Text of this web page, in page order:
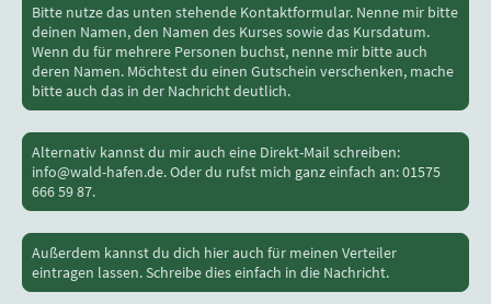
Bitte nutze das unten stehende Kontaktformular. Nenne mir bitte
deinen Namen, den Namen des Kurses sowie das Kursdatum.
Wenn du für mehrere Personen buchst, nenne mir bitte auch
deren Namen. Möchtest du einen Gutschein verschenken, mache
bitte auch das in der Nachricht deutlich.
Alternativ kannst du mir auch eine Direkt-Mail schreiben:
info@wald-hafen.de. Oder du rufst mich ganz einfach an: 01575
666 59 87.
Außerdem kannst du dich hier auch für meinen Verteiler
eintragen lassen. Schreibe dies einfach in die Nachricht.